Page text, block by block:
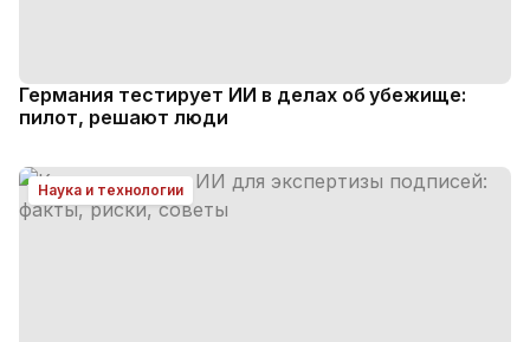
Германия тестирует ИИ в делах об убежище:
пилот, решают люди
Наука и технологии